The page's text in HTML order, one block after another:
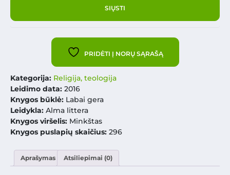
PRIDĖTI Į NORŲ SĄRAŠĄ
Kategorija: Religija, teologija
Leidimo data: 2016
Knygos būklė: Labai gera
Leidykla: Alma littera
Knygos viršelis: Minkštas
Knygos puslapių skaičius: 296
Aprašymas Atsiliepimai (0)